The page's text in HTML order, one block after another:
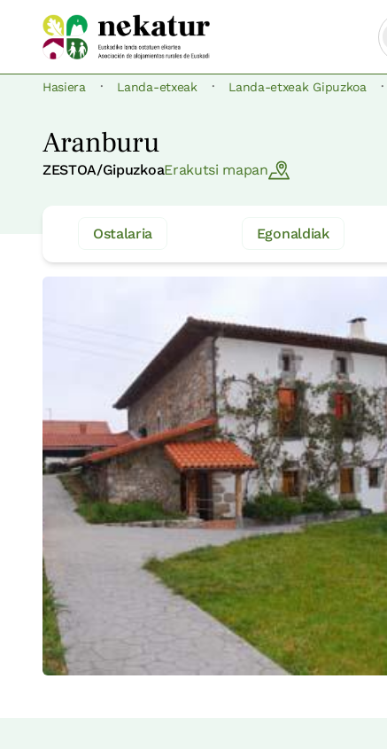
Hasiera · Landa-etxeak · Landa-etxeak Gipuzkoa ·
Aranburu
ZESTOA/GipuzkoaErakutsi mapan
Ostalaria Egonaldiak